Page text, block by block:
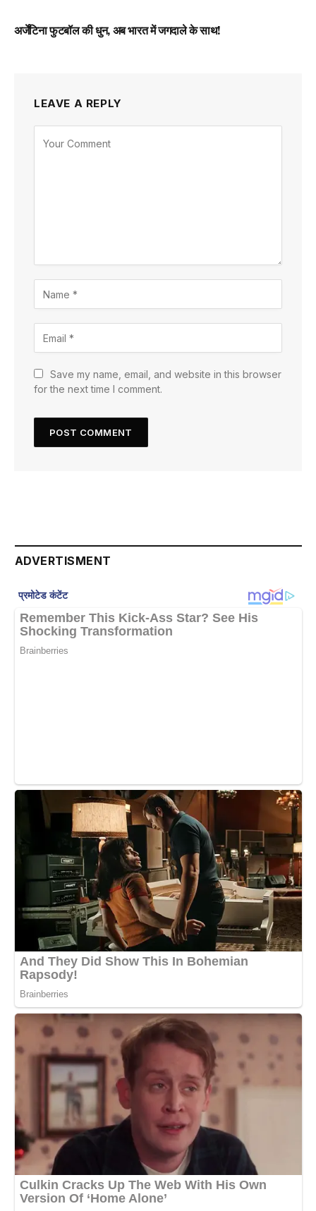
अर्जेंटिना फुटबॉल की धुन, अब भारत में जगदाले के साथ!
LEAVE A REPLY
Save my name, email, and website in this browser
for the next time I comment.
ADVERTISMENT